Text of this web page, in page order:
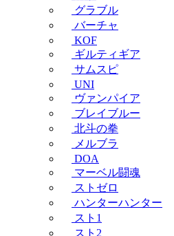
グラブル
バーチャ
KOF
ギルティギア
サムスピ
UNI
ヴァンパイア
ブレイブルー
北斗の拳
メルブラ
DOA
マーベル闘魂
ストゼロ
ハンターハンター
スト1
スト2